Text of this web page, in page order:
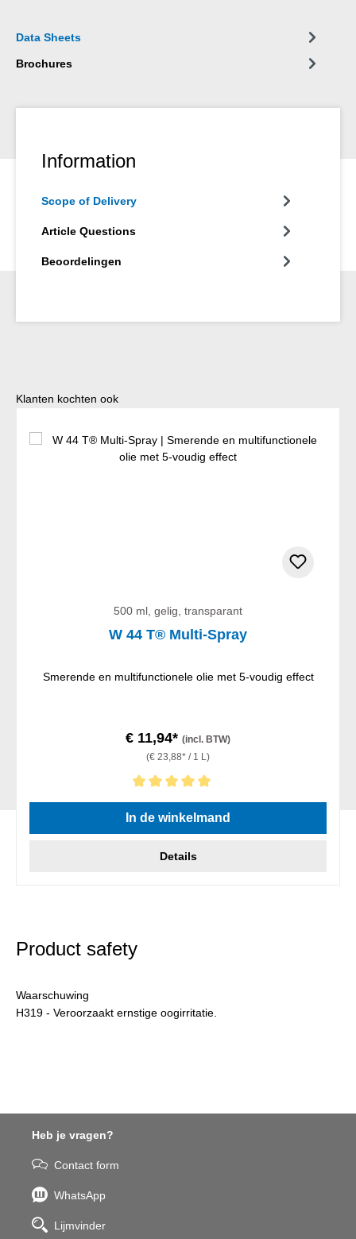
Data Sheets
Brochures
Information
Scope of Delivery
Article Questions
Beoordelingen
Productgalerij overslaan
Klanten kochten ook
500 ml, gelig, transparant
W 44 T® Multi-Spray
Smerende en multifunctionele olie met 5-voudig effect
€ 11,94* (incl. BTW)
(€ 23,88* / 1 L)
Gemiddelde waardering van 5 van 5 sterren
In de winkelmand
Details
Product safety
Waarschuwing
H319 - Veroorzaakt ernstige oogirritatie.
Heb je vragen?
Contact form
WhatsApp
Lijmvinder